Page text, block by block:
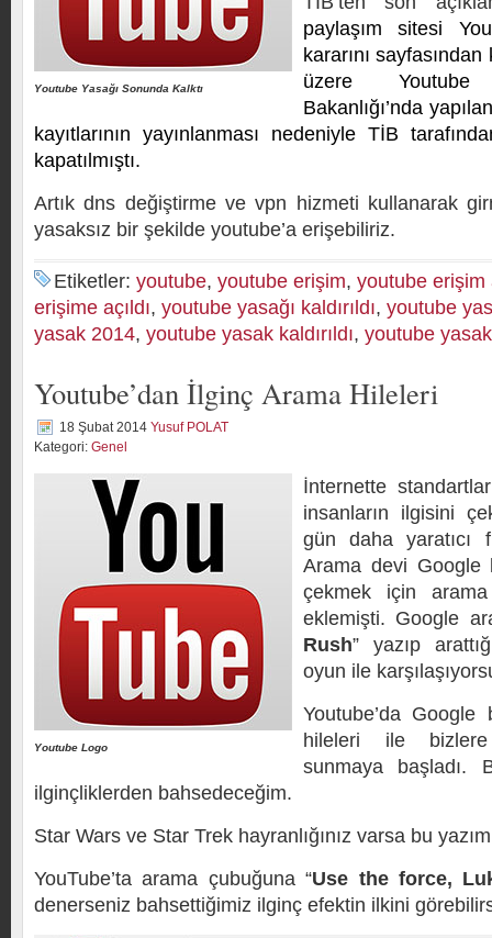
Youtube Yasağı Sonunda Kalktı
paylaşım sitesi
kararını sayfasından
üzere
Bakanlığı’nda
kayıtlarının yayınlanması nedeniyle TİB
kapatılmıştı.
Artık dns değiştirme ve vpn hizmeti kullanarak
yasaksız bir şekilde youtube’a erişebiliriz.
Etiketler: youtube, youtube erişim, youtube erişim
erişime açıldı, youtube yasağı kaldırıldı, youtube
yasak 2014, youtube yasak kaldırıldı, youtube
Youtube’dan İlginç Arama Hileleri
18 Şubat 2014 Yusuf POLAT
Kategori: Genel
Youtube Logo
İnternette
insanların ilgisini
gün daha yaratıcı
Arama devi Google
çekmek için
eklemişti. Google
Rush” yazıp
oyun ile
Youtube’da
hileleri ile
sunmaya başladı.
ilginçliklerden bahsedeceğim.
Star Wars ve Star Trek hayranlığınız varsa bu
YouTube’ta arama çubuğuna “Use the force,
denerseniz bahsettiğimiz ilginç efektin ilkini